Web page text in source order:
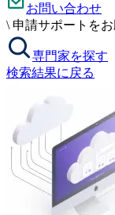
お問い合わせ
\ 申請サポートを
専門家を探す
検索結果に戻る